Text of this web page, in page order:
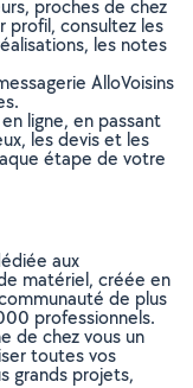
proches de chez
profil, consultez les
les notes
AlloVoisins
ligne, en passant
les devis et les
étape de votre
aux
matériel, créée en
de plus
professionnels.
de chez vous un
toutes vos
grands projets,